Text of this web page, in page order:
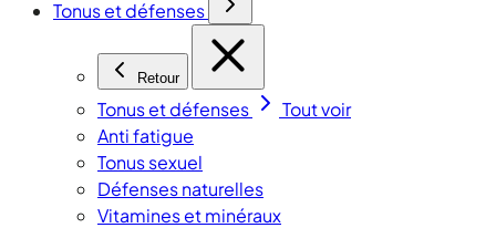
Tonus et défenses
Retour
Tonus et défenses
Tout voir
Anti fatigue
Tonus sexuel
Défenses naturelles
Vitamines et minéraux